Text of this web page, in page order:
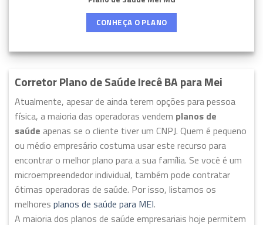
CONHEÇA O PLANO
Corretor Plano de Saúde Irecê BA para Mei
Atualmente, apesar de ainda terem opções para pessoa
física, a maioria das operadoras vendem planos de
saúde apenas se o cliente tiver um CNPJ. Quem é pequeno
ou médio empresário costuma usar este recurso para
encontrar o melhor plano para a sua família. Se você é um
microempreendedor individual, também pode contratar
ótimas operadoras de saúde. Por isso, listamos os
melhores planos de saúde para MEI.
A maioria dos planos de saúde empresariais hoje permitem